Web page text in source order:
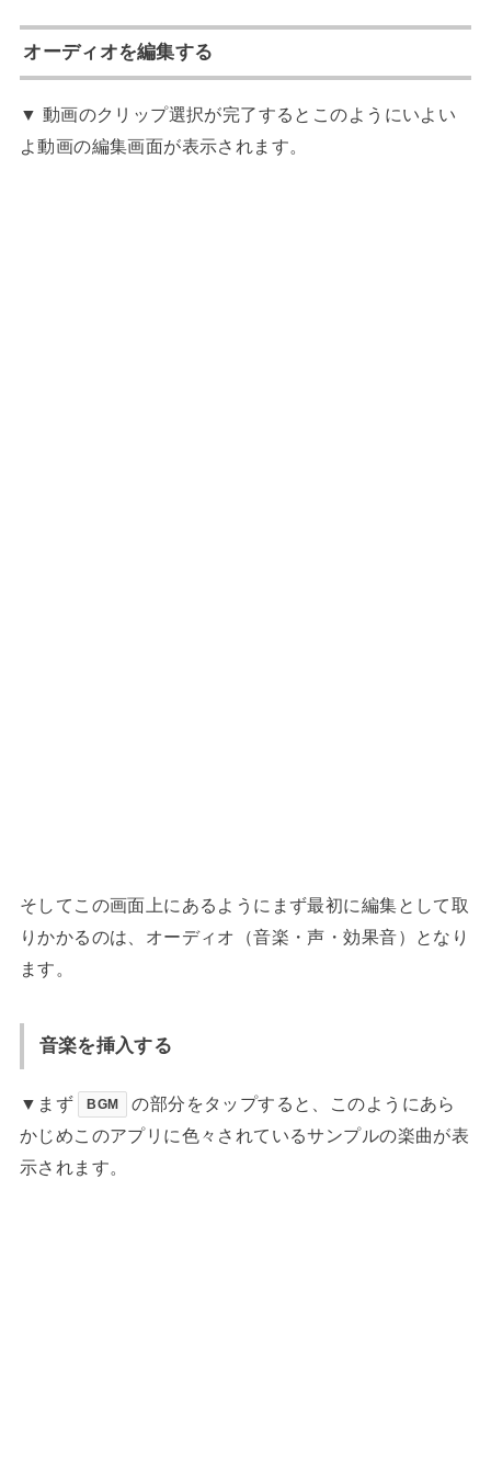
オーディオを編集する
▼ 動画のクリップ選択が完了するとこのようにいよい
よ動画の編集画面が表示されます。
そしてこの画面上にあるようにまず最初に編集として取
りかかるのは、オーディオ（音楽・声・効果音）となり
ます。
音楽を挿入する
▼まず BGM
の部分をタップすると、このようにあら
かじめこのアプリに色々されているサンプルの楽曲が表
示されます。